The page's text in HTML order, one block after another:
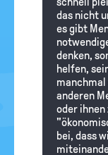
das nicht
es gibt
denken,
helfen,
manchmal
anderen
oder ihnen
bei, dass